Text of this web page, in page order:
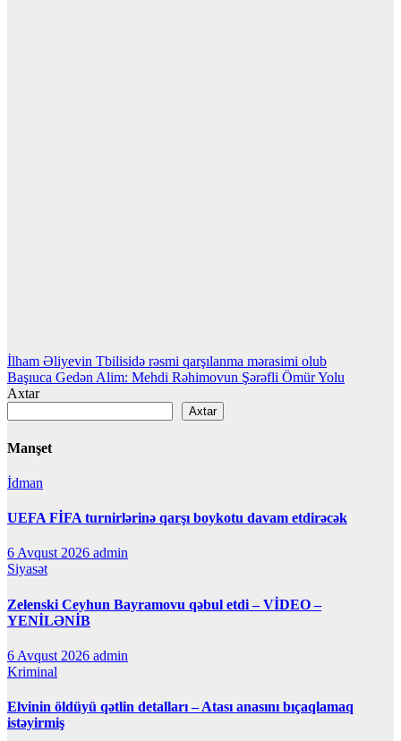
Yazı
naviqasiyası
İlham Əliyevin Tbilisidə rəsmi qarşılanma mərasimi olub
Başıuca Gedən Alim: Mehdi Rəhimovun Şərəfli Ömür Yolu
Axtar
Axtar
Manşet
İdman
UEFA FİFA turnirlərinə qarşı boykotu davam etdirəcək
6 Avqust 2026 admin
Siyasət
Zelenski Ceyhun Bayramovu qəbul etdi – VİDEO –
YENİLƏNİB
6 Avqust 2026 admin
Kriminal
Elvinin öldüyü qətlin detalları – Atası anasını bıçaqlamaq
istəyirmiş